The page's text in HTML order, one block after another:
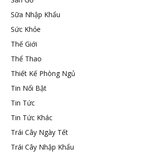
Sữa Nhập Khẩu
Sức Khỏe
Thế Giới
Thể Thao
Thiết Kế Phòng Ngủ
Tin Nổi Bật
Tin Tức
Tin Tức Khác
Trái Cây Ngày Tết
Trái Cây Nhập Khẩu